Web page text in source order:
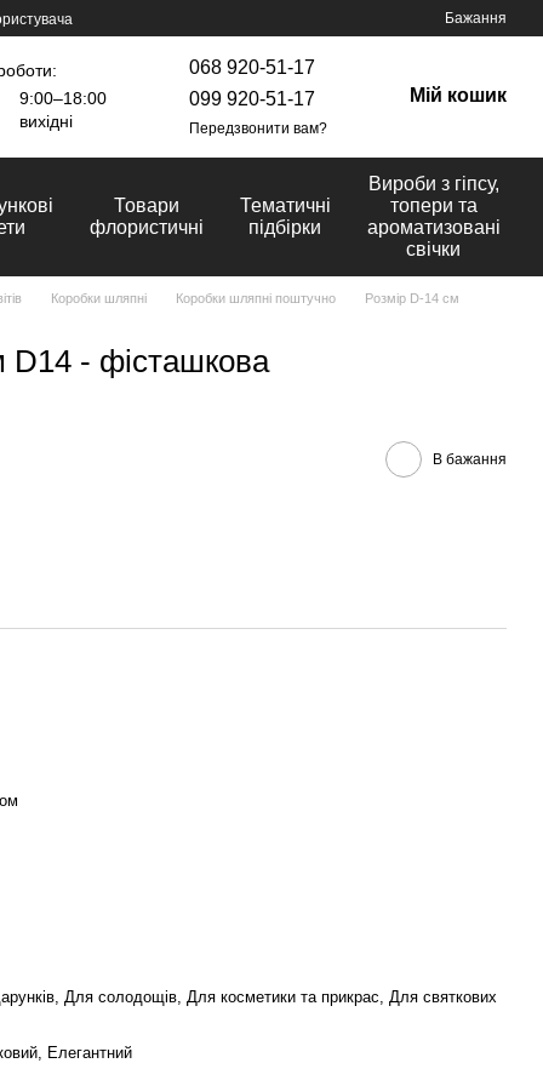
Бажання
9:00–18:00
вихідні
068 920-51-17
099 920-51-17
Передзвонити вам?
Мій кошик
Товари
флористичні
Тематичні
підбірки
Вироби з гіпсу,
топери та
ароматизовані
свічки
Коробки шляпні Коробки шляпні поштучно
Розмір D-14 cм
D14 - фісташкова
В бажання
Для солодощів, Для косметики та прикрас, Для святкових
Елегантний